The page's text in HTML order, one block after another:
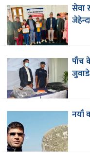
सेवा
पाँच
नयाँ